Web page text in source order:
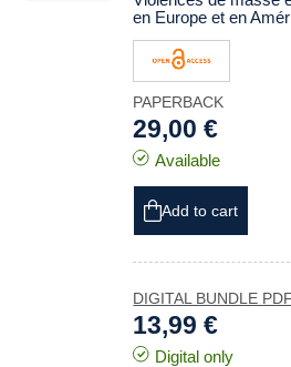
en Europe et en
PAPERBACK
29,00 €
Available
Add to cart
DIGITAL BUNDLE
13,99 €
Digital only